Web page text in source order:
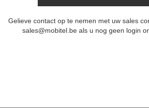
Gelieve contact op te nemen met uw sales
sales@mobitel.be als u nog geen login